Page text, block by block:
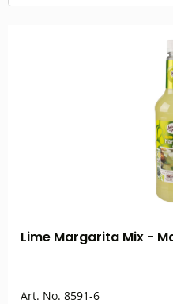
Lime Margarita Mix -
Art. No. 8591-6